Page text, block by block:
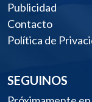
Publicidad
Contacto
Política de
SEGUINOS